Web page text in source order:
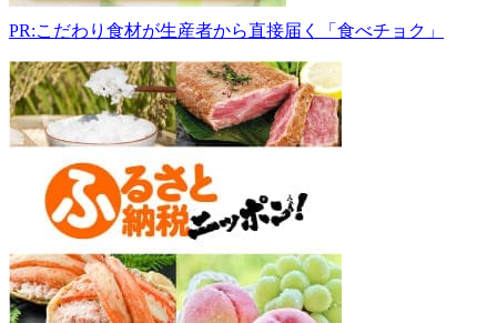
宇
都
宮
市
下
荒
針
2434
13:00-
19:00
PR:こだわり食材が生産者から直接届く「食べチョク」